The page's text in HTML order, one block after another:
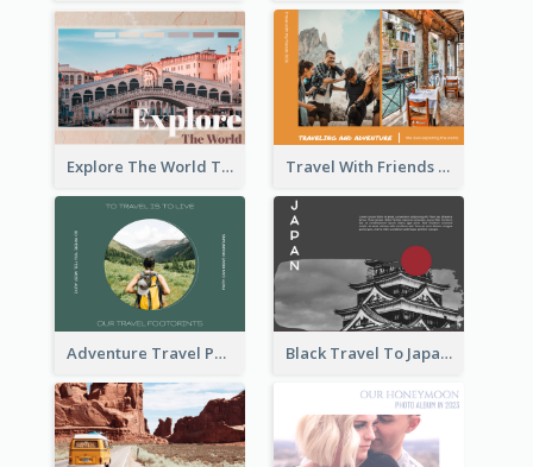
Explore The World Travel Photo Book Travel With Friends Photo Book
Adventure Travel Photo Book Black Travel To Japan Photo Book